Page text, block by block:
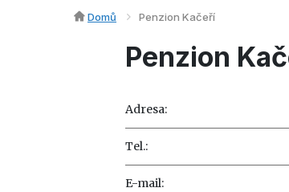
Domů Penzion Kačeří
Penzion
Adresa:
Tel.:
E-mail: